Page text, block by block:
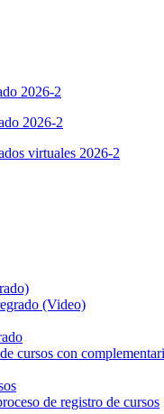
2026-2
2026-2
virtuales 2026-2
(Video)
cursos con
de registro de cursos